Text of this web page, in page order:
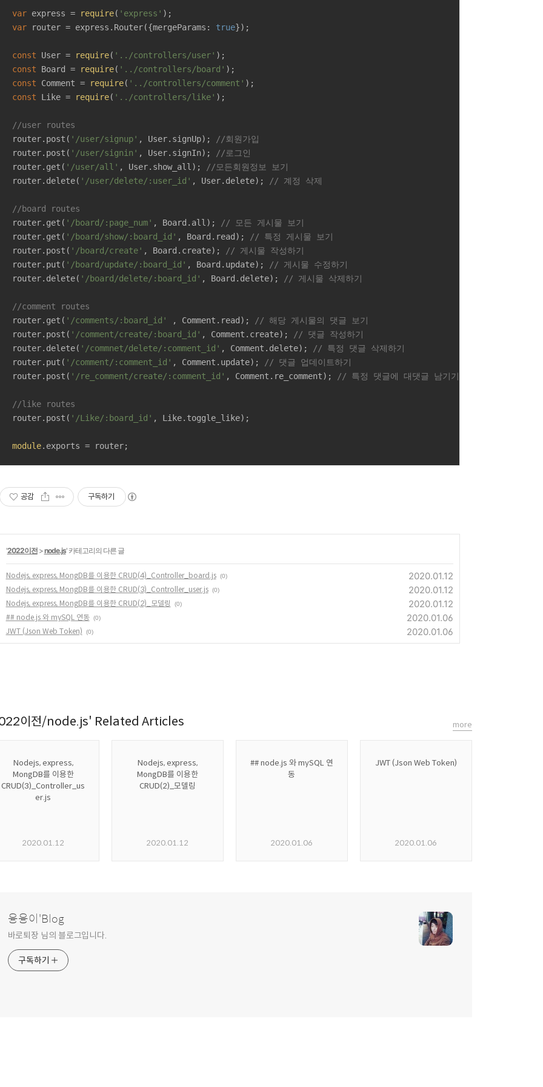
var express = require( 'express'
var router = express.Router({mergeParams : true});
const User = require( '../controllers/user'
const Board = require( '../controllers/board'
const Comment = require( '../controllers/comment'
const Like = require( '../controllers/like' );
//user routes
router.post( '/user/signup' , User.signUp);
//회원가입
router.post( '/user/signin' , User.signIn);
//로그인
router.get( '/user/all' , User.show_all);
//모든회원정보 보기
router.delete( '/user/delete/:user_id' , User.delete); // 계정 삭제
//board routes
router.get( '/board/:page_num' , Board.all);
// 모든 게시물 보기
router.get( '/board/show/:board_id' , Board.read);
// 특정 게시물 보기
router.post( '/board/create' , Board.create);
// 게시물 작성하기
router.put( '/board/update/:board_id' , Board.update);
// 게시물 수정하기
router.delete( '/board/delete/:board_id' , Board.delete); // 게시물 삭제하기
//comment routes
router.get( '/comments/:board_id' , Comment.read);
// 해당 게시물의 댓글 보기
router.post( '/comment/create/:board_id' , Comment.create);
// 댓글 작성하기
router.delete( '/commnet/delete/:comment_id' , Comment.delete);
// 특정 댓글 삭제하기
router.put( '/comment/:comment_id' , Comment.update);
// 댓글 업데이트하기
router.post( '/re_comment/create/:comment_id' , Comment.re_comment); // 특정 댓글에 대댓글 남기기
//like routes
router.post( '/Like/:board_id' , Like.toggle_like);
module.exports = router;
공감 구독하기
'2022이전>node.js' 카테고리의 다른 글
Nodejs, express, MongDB를 이용한 CRUD(4)_Controller_board.js (0) 2020.01.12
Nodejs, express, MongDB를 이용한 CRUD(3)_Controller_user.js (0) 2020.01.12
Nodejs, express, MongDB를 이용한 CRUD(2)_모델링 (0) 2020.01.12
## node.js 와 mySQL 연동 (0) 2020.01.06
JWT (Json Web Token) (0) 2020.01.06
이전/node.js' Related Articles
Nodejs, express,
MongDB를 이용한
CRUD(3)_Controller_us
er.js
2020.01.12
Nodejs, express,
MongDB를 이용한
CRUD(2)_모델링
2020.01.12
## node.js 와 mySQL 연
동
2020.01.06
JWT (Json Web Token)
2020.01.06
more
융융이'Blog
바로퇴장 님의 블로그입니다.
구독하기